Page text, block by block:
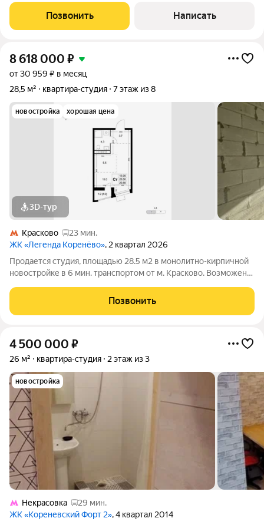
года постройки. В стоимость
Позвонить Написать
8 618 000 ₽
от 30 959 ₽ в месяц
28,5 м²
квартира-студия 7 этаж из 8
новостройка хорошая цена
3D-тур
Красково
23 мин.
ЖК «Легенда Коренёво», 2 квартал 2026
Продается студия, площадью 28.5 м2 в монолитно-кирпичной
новостройке в 6 мин. транспортом от м. Красково. Возможен
возможна покупка с использованием материнского капитала.
Жилая площадь 15 м2, кухня
Позвонить
4 500 000 ₽
26 м² квартира-студия 2 этаж из 3
новостройка
Некрасовка
29 мин.
ЖК «Кореневский Форт 2», 4 квартал 2014